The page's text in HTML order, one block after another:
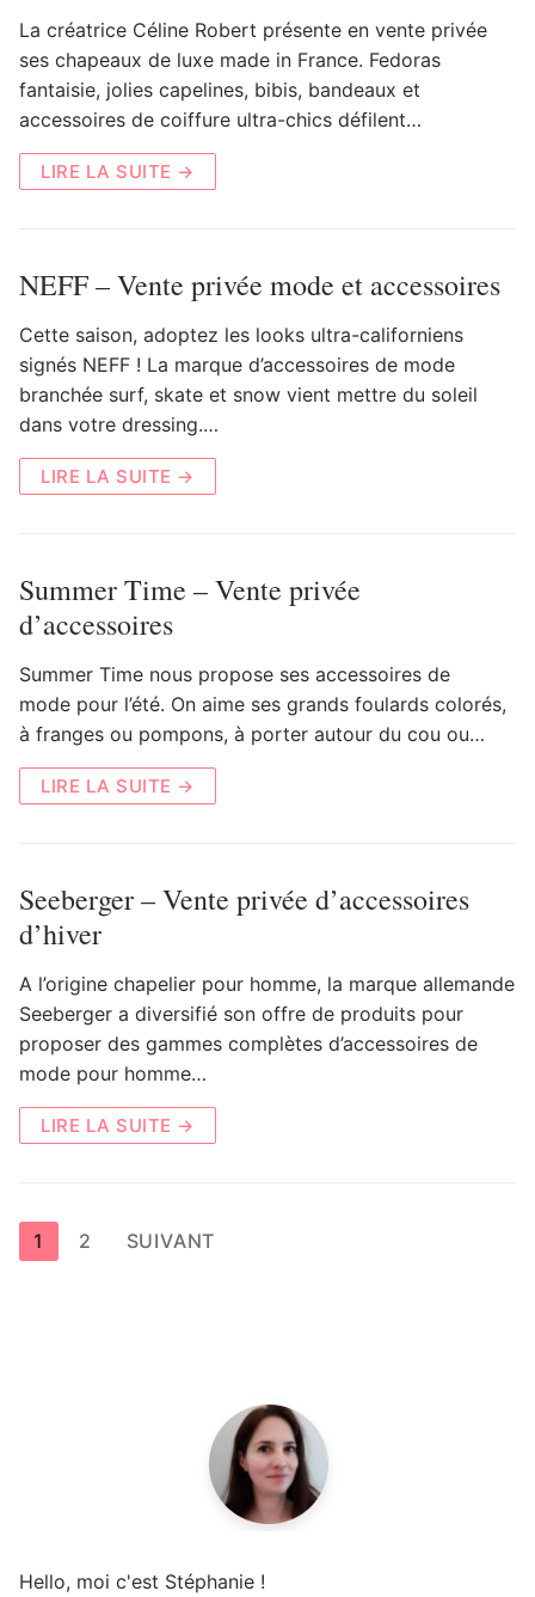
La créatrice Céline Robert présente en vente privée
ses chapeaux de luxe made in France. Fedoras
fantaisie, jolies capelines, bibis, bandeaux et
accessoires de coiffure ultra-chics défilent…
LIRE LA SUITE →
NEFF – Vente privée mode et accessoires
Cette saison, adoptez les looks ultra-californiens
signés NEFF ! La marque d’accessoires de mode
branchée surf, skate et snow vient mettre du soleil
dans votre dressing.…
LIRE LA SUITE →
Summer Time – Vente privée
d’accessoires
Summer Time nous propose ses accessoires de
mode pour l’été. On aime ses grands foulards colorés,
à franges ou pompons, à porter autour du cou ou…
LIRE LA SUITE →
Seeberger – Vente privée d’accessoires
d’hiver
A l’origine chapelier pour homme, la marque allemande
Seeberger a diversifié son offre de produits pour
proposer des gammes complètes d’accessoires de
mode pour homme…
LIRE LA SUITE →
Pagination
des
1 2 SUIVANT
Hello, moi c'est Stéphanie !